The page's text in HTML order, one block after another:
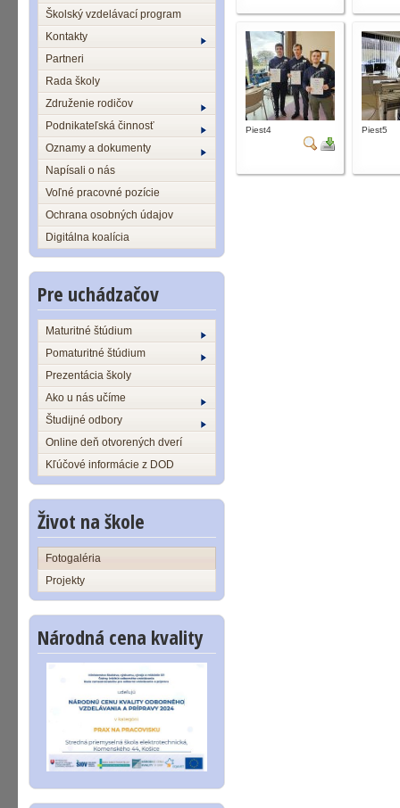
Školský vzdelávací program
Kontakty
Partneri
Rada školy
Združenie rodičov
Podnikateľská činnosť
Oznamy a dokumenty
Napísali o nás
Voľné pracovné pozície
Ochrana osobných údajov
Digitálna koalícia
Pre uchádzačov
Maturitné štúdium
Pomaturitné štúdium
Prezentácia školy
Ako u nás učíme
Študijné odbory
Online deň otvorených dverí
Kľúčové informácie z DOD
Život na škole
Fotogaléria
Projekty
Národná cena kvality
Piest4 Piest5